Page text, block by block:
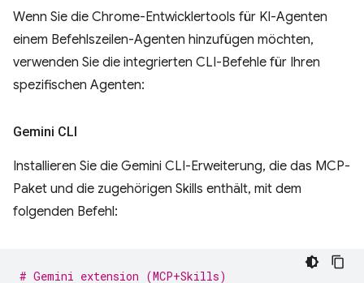
Wenn Sie die Chrome-Entwicklertools für KI-Agenten
einem Befehlszeilen-Agenten hinzufügen möchten,
verwenden Sie die integrierten CLI-Befehle für Ihren
spezifischen Agenten:
Gemini CLI
Installieren Sie die Gemini CLI-Erweiterung, die das MCP-
Paket und die zugehörigen Skills enthält, mit dem
folgenden Befehl:
# Gemini extension (MCP+Skills)